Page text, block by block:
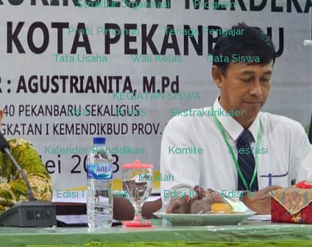
Struktur Organisasi Program
Profil Pimpinan Tenaga Pengajar
Tata Usaha Wali Kelas Data Siswa
KEGIATAN SISWA
OSIS
ROHIS Ekstrakurikuler
Kalender Pendidikan Komite Prestasi
Majalah
Edisi I
Edisi II Edisi III Edisi IV
Edisi V